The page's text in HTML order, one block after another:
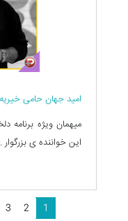
امید جهان حامی
میهمان ویژه برنامه
این خواننده ی بزرگوار
1
2
3